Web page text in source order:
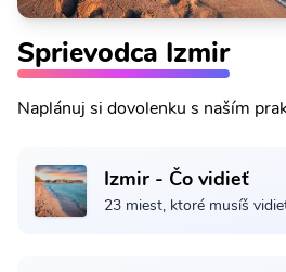
Sprievodca Izmir
Naplánuj si dovolenku s naším
Izmir - Čo vidieť
23 miest, ktoré musíš